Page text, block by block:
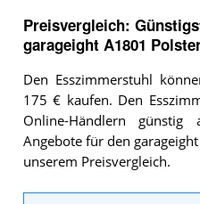
Preisvergleich:
garageight A1801
Den Esszimmerstuhl
175 € kaufen. Den
Online-Händlern
Angebote für den
unserem Preisvergleich.